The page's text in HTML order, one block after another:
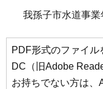
我孫子市水道事
PDF形式のファイ
DC（旧Adobe
お持ちでない方は、